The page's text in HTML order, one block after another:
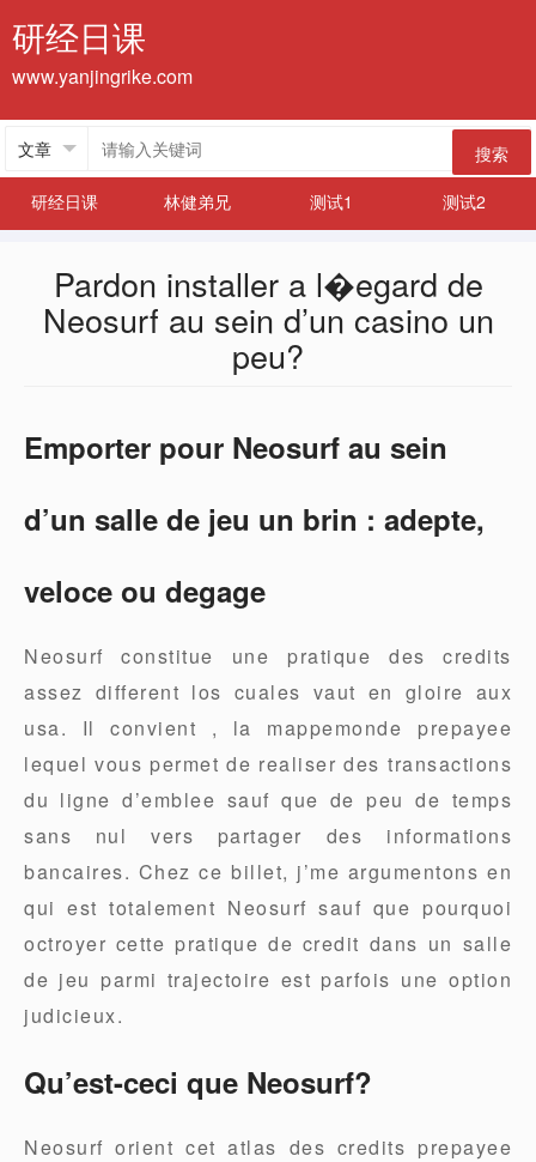
研经日课
www.yanjingrike.com
搜索
研经日课
林健弟兄 测试1 测试2
Pardon installer a l�egard de
Neosurf au sein d’un casino un
peu?
Emporter pour Neosurf au sein
d’un salle de jeu un brin : adepte,
veloce ou degage
Neosurf constitue une pratique des credits
assez different los cuales vaut en gloire aux
usa. Il convient , la mappemonde prepayee
lequel vous permet de realiser des transactions
du ligne d’emblee sauf que de peu de temps
sans nul vers partager des informations
bancaires. Chez ce billet, j’me argumentons en
qui est totalement Neosurf sauf que pourquoi
octroyer cette pratique de credit dans un salle
de jeu parmi trajectoire est parfois une option
judicieux.
Qu’est-ceci que Neosurf?
Neosurf orient cet atlas des credits prepayee